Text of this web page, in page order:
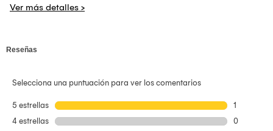
ambiente. El material técnico proporciona una textura suave
pesado ni caluroso. Su estructura permite moverse con
ligeros, estiramientos o uso diario. Además, cuenta con
cierre frontal que te permite regular la ventilación con
facilidad y adaptarlo a distintos climas o momentos del día.